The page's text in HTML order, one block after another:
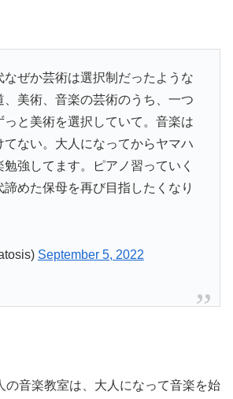
なぜか芸術は選択制だったような
、美術、音楽の芸術のうち、一つ
っと美術を選択していて。音楽は
てない。大人になってからヤマハ
強してます。ピアノ習っていく
諦めた保母を再び目指したくなり
September 5, 2022
の音楽教室は、大人になって音楽を始